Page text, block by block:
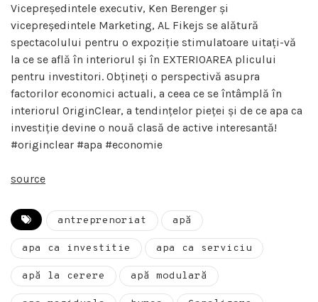
Vicepreședintele executiv, Ken Berenger și
vicepreședintele Marketing, AL Fikejs se alătură
spectacolului pentru o expoziție stimulatoare uitați-vă
la ce se află în interiorul și în EXTERIOAREA plicului
pentru investitori. Obțineți o perspectivă asupra
factorilor economici actuali, a ceea ce se întâmplă în
interiorul OriginClear, a tendințelor pieței și de ce apa ca
investiție devine o nouă clasă de active interesantă!
#originclear #apa #economie
source
antreprenoriat apă
apa ca investitie apa ca serviciu
apă la cerere apă modulară